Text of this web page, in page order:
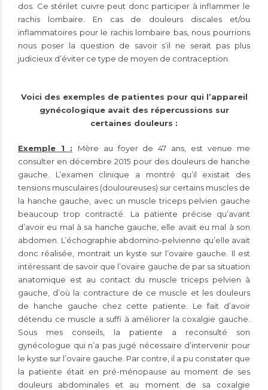
dos. Ce stérilet cuivre peut donc participer à inflammer le
rachis lombaire. En cas de douleurs discales et/ou
inflammatoires pour le rachis lombaire bas, nous pourrions
nous poser la question de savoir s’il ne serait pas plus
judicieux d’éviter ce type de moyen de contraception.
Voici des exemples de patientes pour qui l’appareil
gynécologique avait des répercussions sur
certaines douleurs :
Exemple 1 :
Mère au foyer de 47 ans, est venue me
consulter en décembre 2015 pour des douleurs de hanche
gauche. L’examen clinique a montré qu’il existait des
tensions musculaires (douloureuses) sur certains muscles de
la hanche gauche, avec un muscle triceps pelvien gauche
beaucoup trop contracté. La patiente précise qu’avant
d’avoir eu mal à sa hanche gauche, elle avait eu mal à son
abdomen. L’échographie abdomino-pelvienne qu’elle avait
donc réalisée, montrait un kyste sur l’ovaire gauche. Il est
intéressant de savoir que l’ovaire gauche de par sa situation
anatomique est au contact du muscle triceps pelvien à
gauche, d’où la contracture de ce muscle et les douleurs
de hanche gauche chez cette patiente. Le fait d’avoir
détendu ce muscle a suffi à améliorer la coxalgie gauche.
Sous mes conseils, la patiente a reconsulté son
gynécologue qui n’a pas jugé nécessaire d’intervenir pour
le kyste sur l’ovaire gauche. Par contre, il a pu constater que
la patiente était en pré-ménopause au moment de ses
douleurs abdominales et au moment de sa coxalgie